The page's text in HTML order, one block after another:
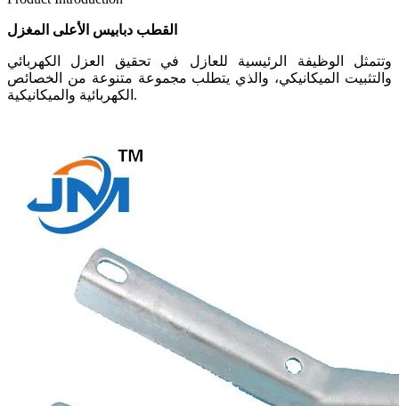
القطب دبابيس الأعلى المغزل
وتتمثل الوظيفة الرئيسية للعازل في تحقيق العزل الكهربائي
والتثبيت الميكانيكي، والذي يتطلب مجموعة متنوعة من الخصائص
الكهربائية والميكانيكية.